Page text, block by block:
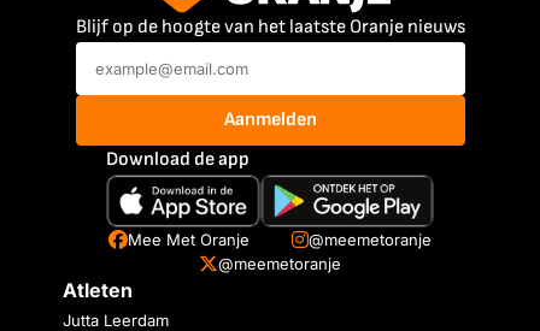
Blijf op de hoogte van het laatste Oranje nieuws
Aanmelden
Download de app
Mee Met Oranje
@meemetoranje
@meemetoranje
Atleten
Jutta Leerdam